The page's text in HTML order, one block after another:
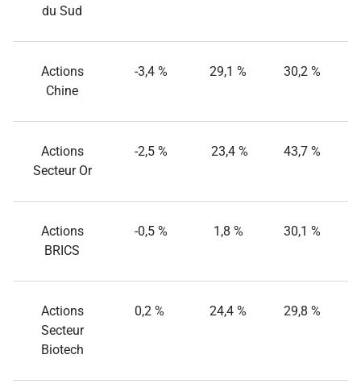
du Sud
Actions
Chine
-3,4 % 29,1 % 30,2 %
Actions
Secteur Or
-2,5 % 23,4 % 43,7 %
Actions
BRICS
-0,5 % 1,8 % 30,1 %
Actions
Secteur
Biotech
0,2 % 24,4 % 29,8 %